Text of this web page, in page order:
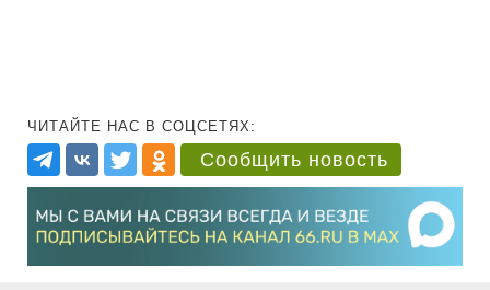
ЧИТАЙТЕ НАС В СОЦСЕТЯХ:
Сообщить новость